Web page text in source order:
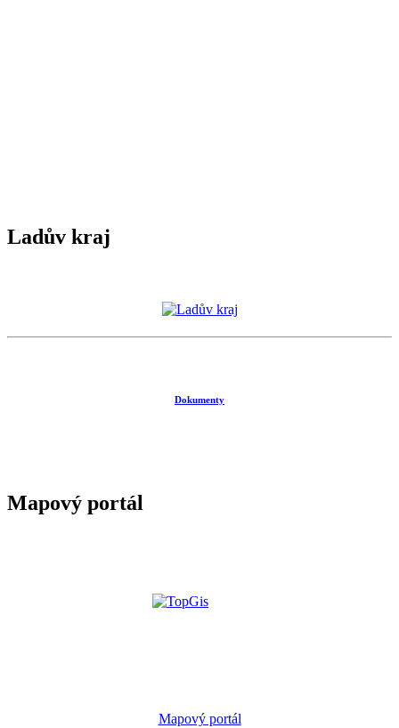
Ladův kraj
Dokumenty
Mapový portál
Mapový portál